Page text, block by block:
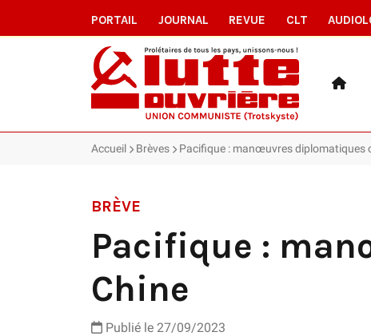
PORTAIL JOURNAL REVUE CLT
Accueil Brèves Pacifique : manœuvres diplomatiques
BRÈVE
Pacifique :
Chine
Publié le 27/09/2023